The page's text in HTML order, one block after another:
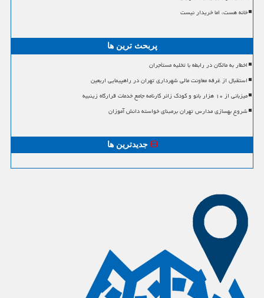
خانه هست، اما خریدار نیست
پربحث ترین ها
اخطار به مالکان در رابطه با تخلیه مستأجران
استقبال از غرفه معاونت مالی شهرداری تهران در راهپیمایی اربعین
میزبانی از ۱۰ هزار بانو و کودک زائر کارنامه جامع خدمات قرارگاه زینبیه
شروع بهسازی مدارس تهران برمبنای خواسته دانش آموزان
جدیدترین ها